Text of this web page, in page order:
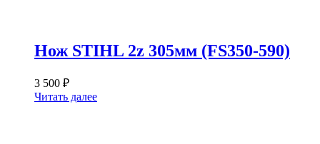
Нож STIHL 2z 305мм (FS350-590)
3 500 ₽
Читать далее